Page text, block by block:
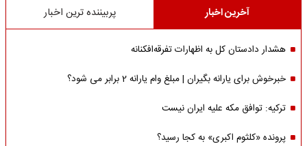
آخرین اخبار پربیننده ترین اخبار
هشدار دادستان کل به اظهارات تفرقه‌افکنانه
خبرخوش برای یارانه بگیران | مبلغ وام یارانه 2 برابر می شود؟
ترکیه: توافق مکه علیه ایران نیست
پرونده «کلثوم اکبری» به کجا رسید؟